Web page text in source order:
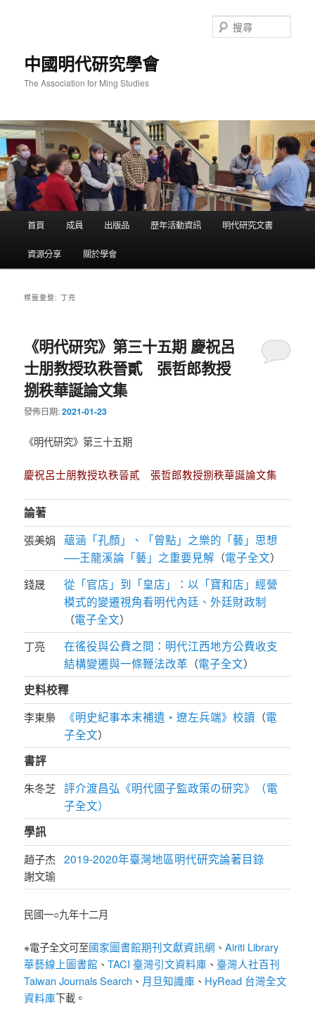
中國明代研究學會
The Association for Ming Studies
尋
首頁 成員 出版品 歷年活動資訊 明代研究文書
資源分享 關於學會
標籤彙整:丁亮
《明代研究》第三十五期 慶祝呂
士朋教授玖秩晉貳 張哲郎教授
捌秩華誕論文集
發佈日期:2021-01-23
《明代研究》第三十五期
慶祝呂士朋教授玖秩晉貳 張哲郎教授捌秩華誕論文集
論著
張美娟
蘊涵「孔顏」、「曾點」之樂的「藝」思想
──王龍溪論「藝」之重要見解 （電子全文）
錢晟
從「官店」到「皇店」：以「寶和店」經營
模式的變遷視角看明代內廷、外廷財政制
（電子全文）
丁亮
在徭役與公費之間：明代江西地方公費收支
結構變遷與一條鞭法改革 （電子全文）
史料校釋
李東梟 《明史紀事本末補遺‧遼左兵端》校讀 （電
子全文）
書評
朱冬芝 評介渡昌弘《明代國子監政策の研究》（電
子全文）
學訊
趙子杰
謝文瑜
2019-2020年臺灣地區明代研究論著目錄
民國一○九年十二月
※電子全文可至國家圖書館期刊文獻資訊網 、Airiti Library
華藝線上圖書館 、TACI 臺灣引文資料庫 、 臺灣人社百刊
Taiwan Journals Search 、 月旦知識庫 、 HyRead 台灣全文
資料庫下載。